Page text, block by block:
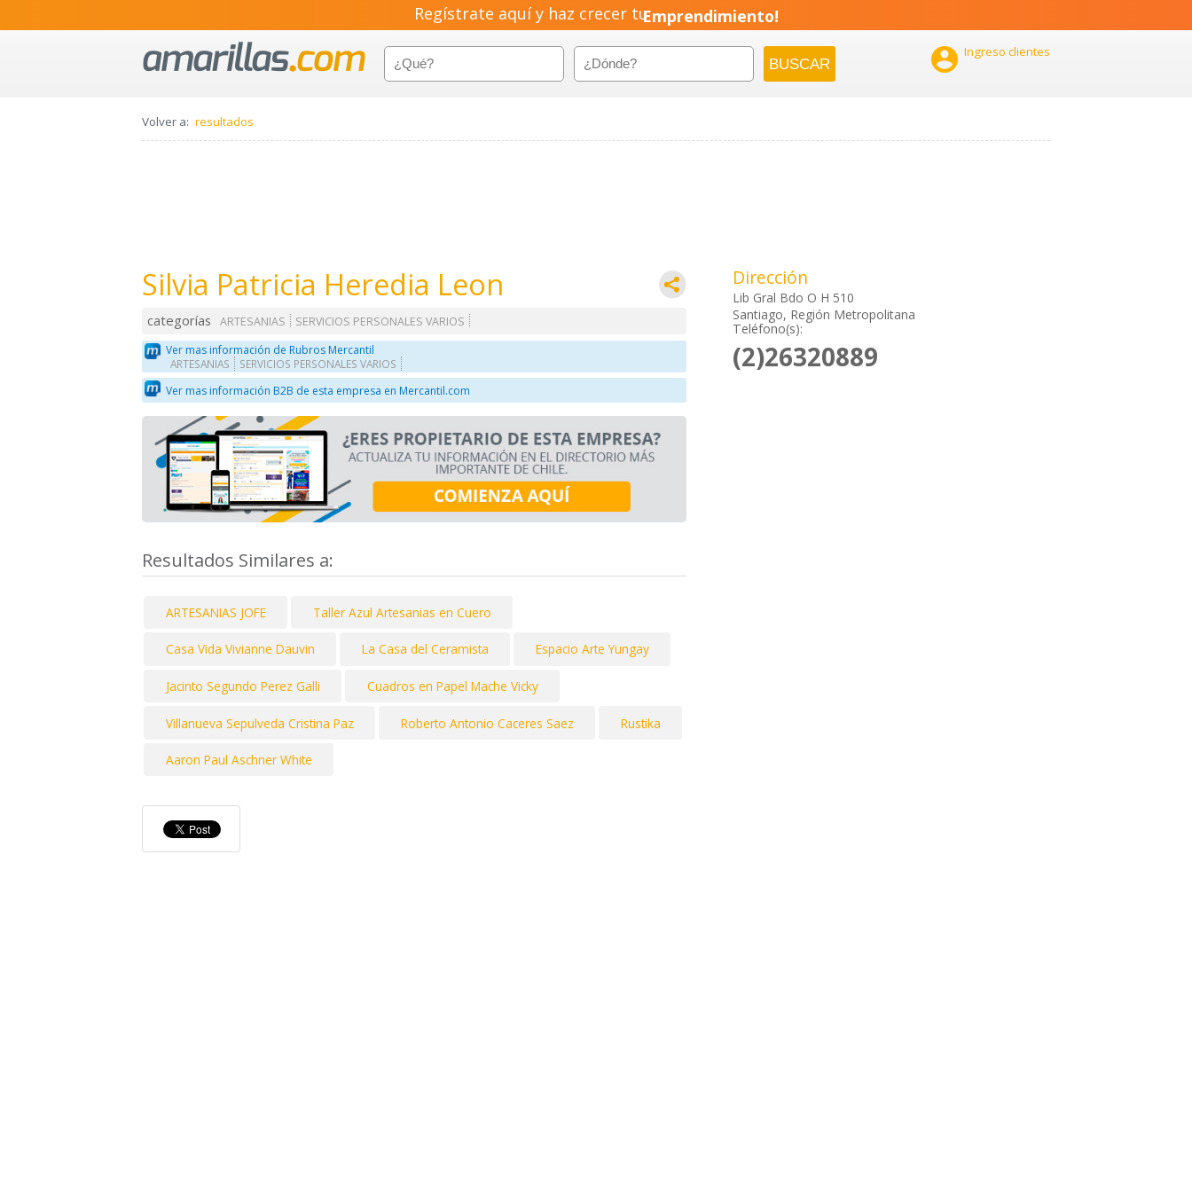
Regístrate aquí y haz crecer tuEmprendimiento!
 Ingreso clientes
Volver a: resultados
Silvia Patricia Heredia Leon
categorías ARTESANIAS
SERVICIOS PERSONALES VARIOS
Ver mas información de Rubros Mercantil
ARTESANIAS SERVICIOS PERSONALES VARIOS
Ver mas información B2B de esta empresa en Mercantil.com
Resultados Similares a:
ARTESANIAS JOFE Taller Azul Artesanias en Cuero
Casa Vida Vivianne Dauvin La Casa del Ceramista Espacio Arte Yungay
Jacinto Segundo Perez Galli Cuadros en Papel Mache Vicky
Villanueva Sepulveda Cristina Paz Roberto Antonio Caceres Saez Rustika
Aaron Paul Aschner White
Dirección
Lib Gral Bdo O H 510
Santiago, Región Metropolitana
Teléfono(s):
(2)26320889